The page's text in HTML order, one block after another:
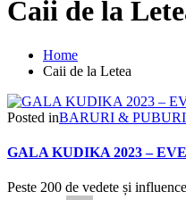
Caii de la
Home
Caii de la Letea
Posted inBARURI & PUBURI
GALA KUDIKA 2023 –
Peste 200 de vedete și